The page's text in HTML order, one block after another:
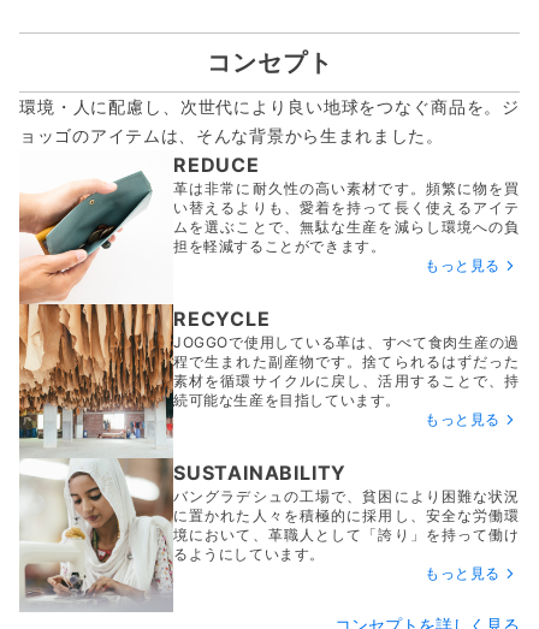
コンセプト
環境・人に配慮し、次世代により良い地球をつなぐ商品を。ジ
ョッゴのアイテムは、 そんな背景から生まれました。
REDUCE
革は非常に耐久性の高い素材です。頻繁に物を買
い替えるよりも、愛着を持って長く使えるアイテ
ムを選ぶことで、無駄な生産を減らし環境への負
担を軽減することができます。
もっと見る
RECYCLE
JOGGOで使用している革は、すべて食肉生産の過
程で生まれた副産物です。捨てられるはずだった
素材を循環サイクルに戻し、活用することで、持
続可能な生産を目指しています。
もっと見る
SUSTAINABILITY
バングラデシュの工場で、貧困により困難な状況
に置かれた人々を積極的に採用し、安全な労働環
境において、革職人として「誇り」を持って働け
るようにしています。
もっと見る
コンセプトを詳しく見る